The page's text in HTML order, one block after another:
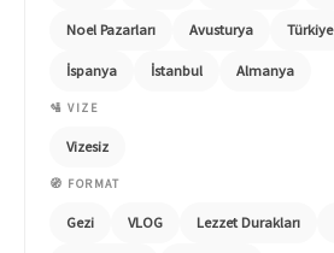
Noel Pazarları Avusturya Türkiye
İspanya İstanbul Almanya
🛂 VIZE
Vizesiz
🧭 FORMAT
Gezi VLOG Lezzet Durakları